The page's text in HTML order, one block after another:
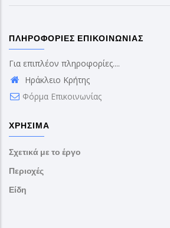
ΠΛΗΡΟΦΟΡΊΕΣ ΕΠΙΚΟΙΝΩΝΊΑΣ
Για επιπλέον πληροφορίες....
Ηράκλειο Κρήτης
Φόρμα Επικοινωνίας
ΧΡΉΣΙΜΑ
Σχετικά με το έργο
Περιοχές
Είδη